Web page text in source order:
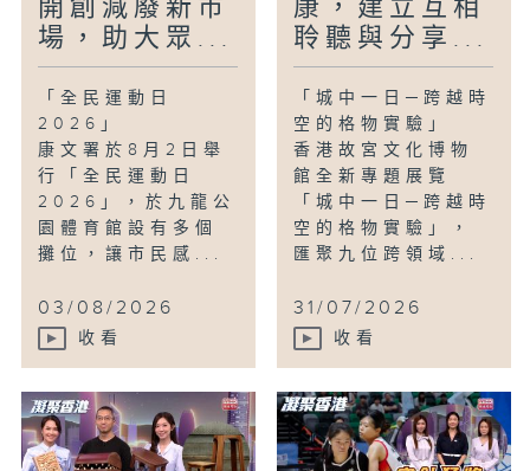
開創減廢新市
場，助大眾...
「全民運動日
2026」
康文署於8月2日舉
行「全民運動日
2026」，於九龍公
園體育館設有多個
攤位，讓市民感...
03/08/2026
收看
康，建立互相
聆聽與分享...
「城中一日─跨越時
空的格物實驗」
香港故宮文化博物
館全新專題展覽
「城中一日─跨越時
空的格物實驗」，
匯聚九位跨領域...
31/07/2026
收看